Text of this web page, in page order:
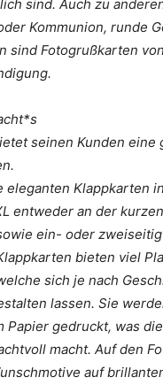
sind. Auch zu
Kommunion, runde
sind Fotogrußkarten
seinen Kunden eine
eleganten Klappkarten
entweder an der
ein- oder
bieten viel
sich je nach
lassen. Sie
Papier gedruckt, was
macht. Auf den
auf